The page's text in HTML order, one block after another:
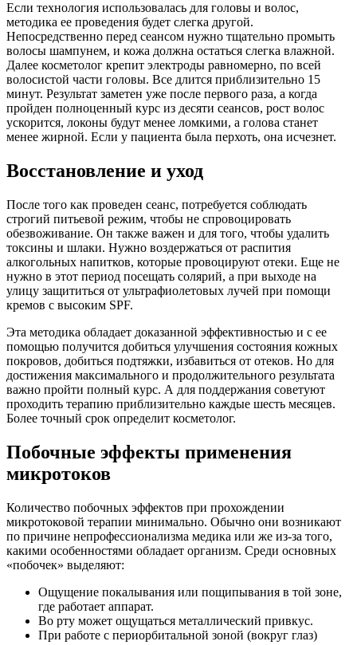
Если технология использовалась для головы и волос,
методика ее проведения будет слегка другой.
Непосредственно перед сеансом нужно тщательно промыть
волосы шампунем, и кожа должна остаться слегка влажной.
Далее косметолог крепит электроды равномерно, по всей
волосистой части головы. Все длится приблизительно 15
минут. Результат заметен уже после первого раза, а когда
пройден полноценный курс из десяти сеансов, рост волос
ускорится, локоны будут менее ломкими, а голова станет
менее жирной. Если у пациента была перхоть, она исчезнет.
Восстановление и уход
После того как проведен сеанс, потребуется соблюдать
строгий питьевой режим, чтобы не спровоцировать
обезвоживание. Он также важен и для того, чтобы удалить
токсины и шлаки. Нужно воздержаться от распития
алкогольных напитков, которые провоцируют отеки. Еще не
нужно в этот период посещать солярий, а при выходе на
улицу защититься от ультрафиолетовых лучей при помощи
кремов с высоким SPF.
Эта методика обладает доказанной эффективностью и с ее
помощью получится добиться улучшения состояния кожных
покровов, добиться подтяжки, избавиться от отеков. Но для
достижения максимального и продолжительного результата
важно пройти полный курс. А для поддержания советуют
проходить терапию приблизительно каждые шесть месяцев.
Более точный срок определит косметолог.
Побочные эффекты применения
микротоков
Количество побочных эффектов при прохождении
микротоковой терапии минимально. Обычно они возникают
по причине непрофессионализма медика или же из-за того,
какими особенностями обладает организм. Среди основных
«побочек» выделяют:
Ощущение покалывания или пощипывания в той зоне,
где работает аппарат.
Во рту может ощущаться металлический привкус.
При работе с периорбитальной зоной (вокруг глаз)